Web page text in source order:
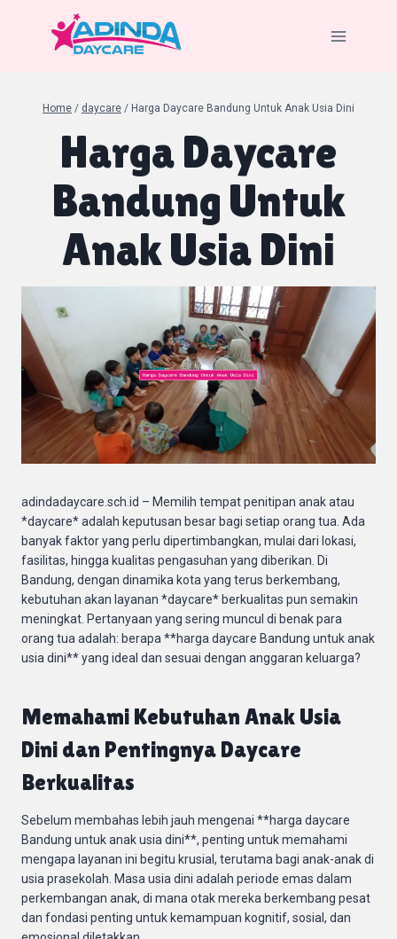
Home / daycare / Harga Daycare Bandung Untuk Anak Usia Dini
Harga Daycare
Bandung Untuk
Anak Usia Dini
adindadaycare.sch.id – Memilih tempat penitipan anak atau
*daycare* adalah keputusan besar bagi setiap orang tua. Ada
banyak faktor yang perlu dipertimbangkan, mulai dari lokasi,
fasilitas, hingga kualitas pengasuhan yang diberikan. Di
Bandung, dengan dinamika kota yang terus berkembang,
kebutuhan akan layanan *daycare* berkualitas pun semakin
meningkat. Pertanyaan yang sering muncul di benak para
orang tua adalah: berapa **harga daycare Bandung untuk anak
usia dini** yang ideal dan sesuai dengan anggaran keluarga?
Memahami Kebutuhan Anak Usia
Dini dan Pentingnya Daycare
Berkualitas
Sebelum membahas lebih jauh mengenai **harga daycare
Bandung untuk anak usia dini**, penting untuk memahami
mengapa layanan ini begitu krusial, terutama bagi anak-anak di
usia prasekolah. Masa usia dini adalah periode emas dalam
perkembangan anak, di mana otak mereka berkembang pesat
dan fondasi penting untuk kemampuan kognitif, sosial, dan